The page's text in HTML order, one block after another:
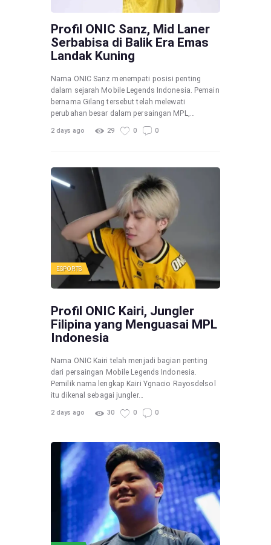
Profil ONIC Sanz, Mid Laner
Serbabisa di Balik Era Emas
Landak Kuning
Nama ONIC Sanz menempati posisi penting
dalam sejarah Mobile Legends Indonesia. Pemain
bernama Gilang tersebut telah melewati
perubahan besar dalam persaingan MPL,…
2 days ago 29 0 0
ESPORTS
Profil ONIC Kairi, Jungler
Filipina yang Menguasai MPL
Indonesia
Nama ONIC Kairi telah menjadi bagian penting
dari persaingan Mobile Legends Indonesia.
Pemilik nama lengkap Kairi Ygnacio Rayosdelsol
itu dikenal sebagai jungler…
2 days ago 30 0 0